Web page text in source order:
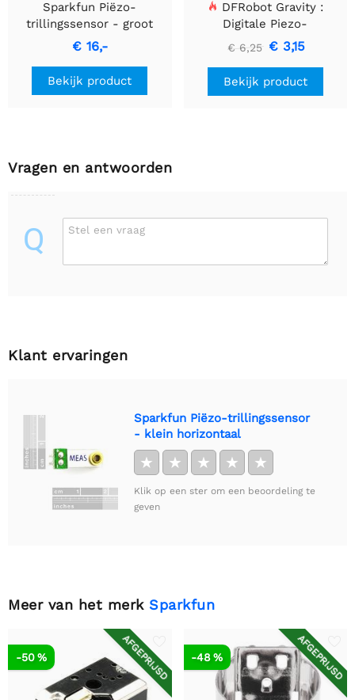
Sparkfun Piëzo-
trillingssensor - groot
€ 16,-
Bekijk product
DFRobot Gravity :
Digitale Piezo-
schijfvibratiesensor
€ 6,25 € 3,15
Bekijk product
Vragen en antwoorden
Q Stel een vraag
Klant ervaringen
Sparkfun Piëzo-trillingssensor
- klein horizontaal
★ ★ ★ ★ ★
Klik op een ster om een beoordeling te
geven
Meer van het merk Sparkfun
AFGEPRIJSD
-50 % AFGEPRIJSD
-48 %